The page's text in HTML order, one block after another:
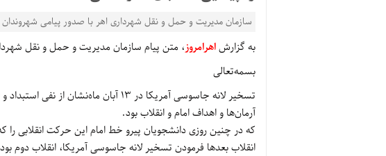
سازمان مدیریت و حمل و نقل شهرداری اهر با صدور پیامی شهروندان اهری را به
به گزارشاهرامروز، متن پیام سازمان مدیریت و حمل و نقل
بسمه‌تعالی
تسخیر لانه جاسوسی آمریکا در 13 آبان
آرمان‌ها و اهداف امام و انقلاب بود.
که در چنین روزی دانشجویان پیرو خط امام این حرکت انقلابی را
انقلاب بعدها فرمودن تسخیر لانه جاسوسی آمریکا، انقلاب دوم